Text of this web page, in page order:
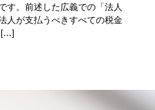
す。前述した広義での「法人
人が支払うべきすべての税金
[…]